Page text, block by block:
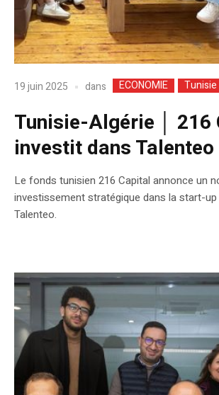
19 juin 2025 dans ECONOMIE Tunisie
Tunisie-Algérie │ 216
investit dans Talenteo
Le fonds tunisien 216 Capital annonce un
investissement stratégique dans la start-up
Talenteo.